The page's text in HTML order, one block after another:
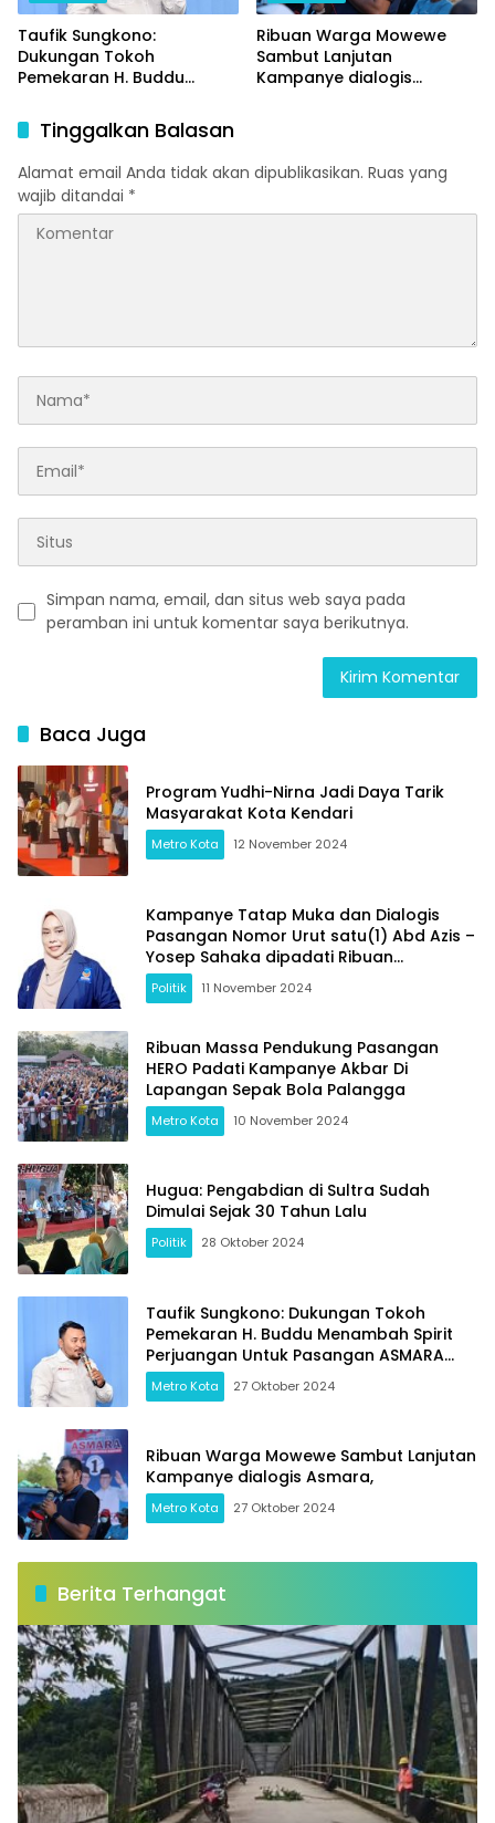
Taufik Sungkono:
Dukungan Tokoh
Pemekaran H. Buddu
Perjuangan Untuk
Pasangan ASMARA Dalam
Pilkada Kolaka Timur 2024
Ribuan Warga Mowewe
Sambut Lanjutan
Kampanye dialogis
Tinggalkan Balasan
Alamat email Anda tidak akan dipublikasikan. Ruas yang
wajib ditandai *
Simpan nama, email, dan situs web saya pada
peramban ini untuk komentar saya berikutnya.
Baca Juga
Program Yudhi-Nirna Jadi Daya Tarik
Masyarakat Kota Kendari
Metro Kota 12 November 2024
Kampanye Tatap Muka dan Dialogis
Pasangan Nomor Urut satu(1) Abd Azis –
Yosep Sahaka dipadati Ribuan
Masyarakat
Politik 11 November 2024
Ribuan Massa Pendukung Pasangan
HERO Padati Kampanye Akbar Di
Lapangan Sepak Bola Palangga
Metro Kota 10 November 2024
Hugua: Pengabdian di Sultra Sudah
Dimulai Sejak 30 Tahun Lalu
Politik 28 Oktober 2024
Taufik Sungkono: Dukungan Tokoh
Pemekaran H. Buddu Menambah Spirit
Perjuangan Untuk Pasangan ASMARA
Dalam Pilkada Kolaka Timur 2024
Metro Kota 27 Oktober 2024
Ribuan Warga Mowewe Sambut Lanjutan
Kampanye dialogis Asmara,
Metro Kota 27 Oktober 2024
Berita Terhangat